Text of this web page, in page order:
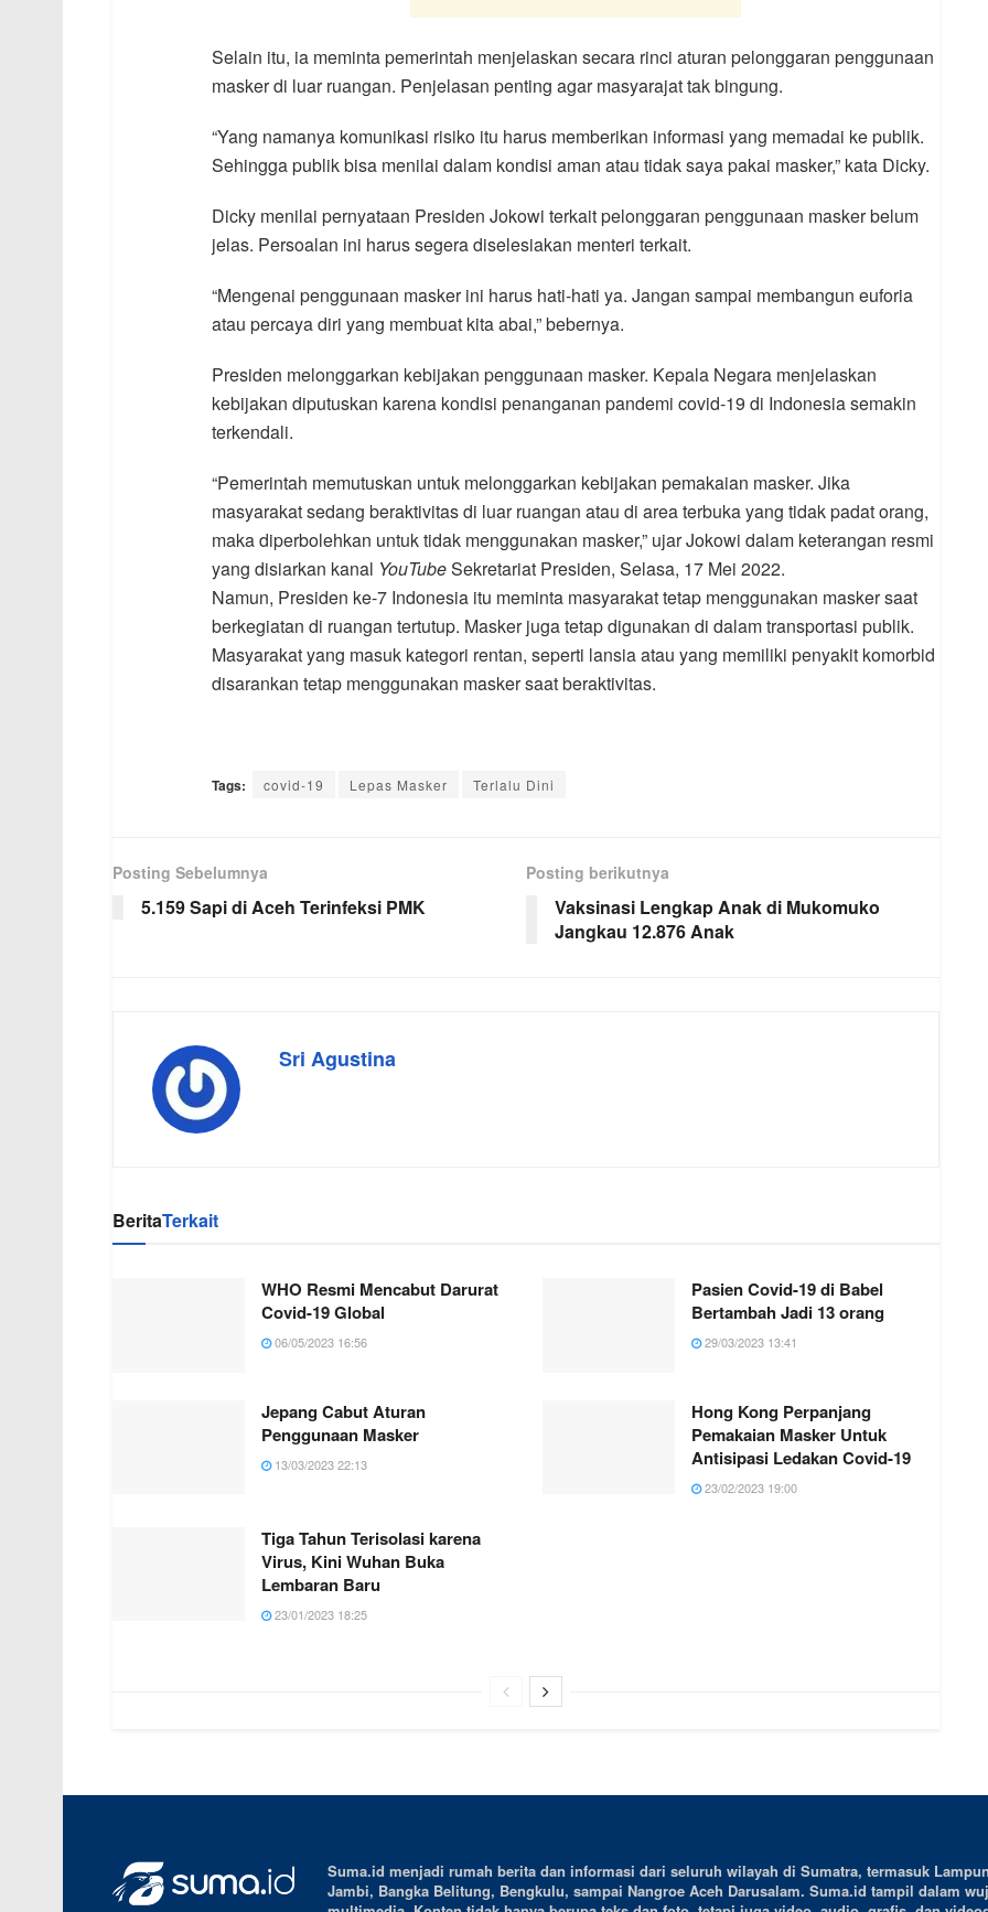
Selain itu, ia meminta pemerintah menjelaskan secara rinci aturan pelonggaran penggunaan
masker di luar ruangan. Penjelasan penting agar masyarajat tak bingung.
“Yang namanya komunikasi risiko itu harus memberikan informasi yang memadai ke publik.
Sehingga publik bisa menilai dalam kondisi aman atau tidak saya pakai masker,” kata Dicky.
Dicky menilai pernyataan Presiden Jokowi terkait pelonggaran penggunaan masker belum
jelas. Persoalan ini harus segera diselesiakan menteri terkait.
“Mengenai penggunaan masker ini harus hati-hati ya. Jangan sampai membangun euforia
atau percaya diri yang membuat kita abai,” bebernya.
Presiden melonggarkan kebijakan penggunaan masker. Kepala Negara menjelaskan
kebijakan diputuskan karena kondisi penanganan pandemi covid-19 di Indonesia semakin
terkendali.
“Pemerintah memutuskan untuk melonggarkan kebijakan pemakaian masker. Jika
masyarakat sedang beraktivitas di luar ruangan atau di area terbuka yang tidak padat orang,
maka diperbolehkan untuk tidak menggunakan masker,” ujar Jokowi dalam keterangan resmi
yang disiarkan kanal YouTubeSekretariat Presiden, Selasa, 17 Mei 2022.
Namun, Presiden ke-7 Indonesia itu meminta masyarakat tetap menggunakan masker saat
berkegiatan di ruangan tertutup. Masker juga tetap digunakan di dalam transportasi publik.
Masyarakat yang masuk kategori rentan, seperti lansia atau yang memiliki penyakit komorbid
disarankan tetap menggunakan masker saat beraktivitas.
Tags: covid-19 Lepas Masker Terlalu Dini
Posting Sebelumnya
5.159 Sapi di Aceh Terinfeksi PMK
Posting berikutnya
Vaksinasi Lengkap Anak di Mukomuko
Jangkau 12.876 Anak
Sri Agustina
BeritaTerkait
WHO Resmi Mencabut Darurat
Covid-19 Global
06/05/2023 16:56
Pasien Covid-19 di Babel
Bertambah Jadi 13 orang
29/03/2023 13:41
Jepang Cabut Aturan
Penggunaan Masker
13/03/2023 22:13
Hong Kong Perpanjang
Pemakaian Masker Untuk
Antisipasi Ledakan Covid-19
23/02/2023 19:00
Tiga Tahun Terisolasi karena
Virus, Kini Wuhan Buka
Lembaran Baru
23/01/2023 18:25
Suma.id menjadi rumah berita dan informasi dari seluruh wilayah di Sumatra, termasuk
Jambi, Bangka Belitung, Bengkulu, sampai Nangroe Aceh Darusalam. Suma.id tampil dalam